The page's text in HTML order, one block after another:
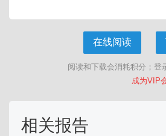
在线阅读
阅读和下载会消耗积分；登
成为VIP
相关报告